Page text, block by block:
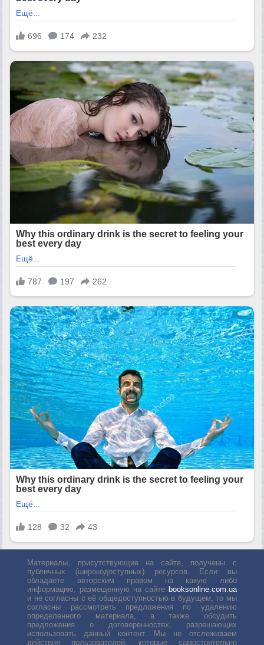
Материалы, присутствующие на сайте, получены с
публичных (широкодоступных) ресурсов. Если вы
обладаете авторским правом на какую либо
информацию, размещенную на сайте booksonline.com.ua
и не согласны с её общедоступностью в будущем, то мы
согласны рассмотреть предложения по удалению
определенного материала, а также обсудить
предложения о договоренностях, разрешающих
использовать данный контент. Мы не отслеживаем
действия пользователей, которые самостоятельно